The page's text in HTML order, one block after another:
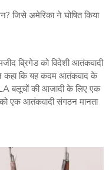
जिसे अमेरिका ने घोषित किया
ब्रिगेड को विदेशी आतंकवादी
ने कहा कि यह कदम आतंकवाद के
बलूचों की आजादी के लिए एक
एक आतंकवादी संगठन मानता